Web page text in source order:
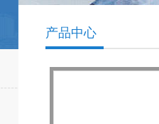
产品中心